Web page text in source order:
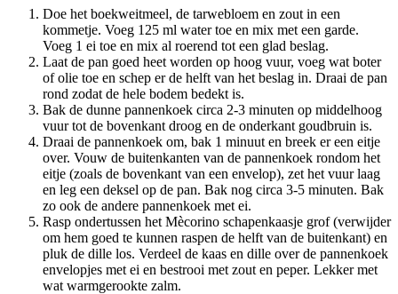
Doe het boekweitmeel, de tarwebloem en zout in een
kommetje. Voeg 125 ml water toe en mix met een garde.
Voeg 1 ei toe en mix al roerend tot een glad beslag.
Laat de pan goed heet worden op hoog vuur, voeg wat boter
of olie toe en schep er de helft van het beslag in. Draai de pan
rond zodat de hele bodem bedekt is.
Bak de dunne pannenkoek circa 2-3 minuten op middelhoog
vuur tot de bovenkant droog en de onderkant goudbruin is.
Draai de pannenkoek om, bak 1 minuut en breek er een eitje
over. Vouw de buitenkanten van de pannenkoek rondom het
eitje (zoals de bovenkant van een envelop), zet het vuur laag
en leg een deksel op de pan. Bak nog circa 3-5 minuten. Bak
zo ook de andere pannenkoek met ei.
Rasp ondertussen het Mècorino schapenkaasje grof (verwijder
om hem goed te kunnen raspen de helft van de buitenkant) en
pluk de dille los. Verdeel de kaas en dille over de pannenkoek
envelopjes met ei en bestrooi met zout en peper. Lekker met
wat warmgerookte zalm.